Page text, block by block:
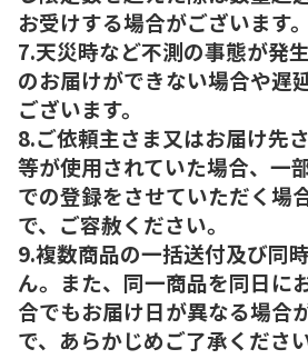
お受けする場合がございます。
7.天災時など不測の事態が発
のお届けができない場合や遅
ございます。
8.ご依頼主さま又はお届け先
等が使用されていた場合、一
での登録をさせていただく場
で、ご容赦ください。
9.複数商品の一括送付及び同
ん。また、同一商品を同日に
合でもお届け日が異なる場合
で、あらかじめご了承ください